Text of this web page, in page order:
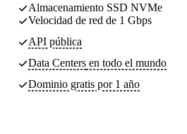
Almacenamiento SSD NVMe
Velocidad de red de 1 Gbps
API pública
Data Centers en todo el mundo
Dominio gratis por 1 año